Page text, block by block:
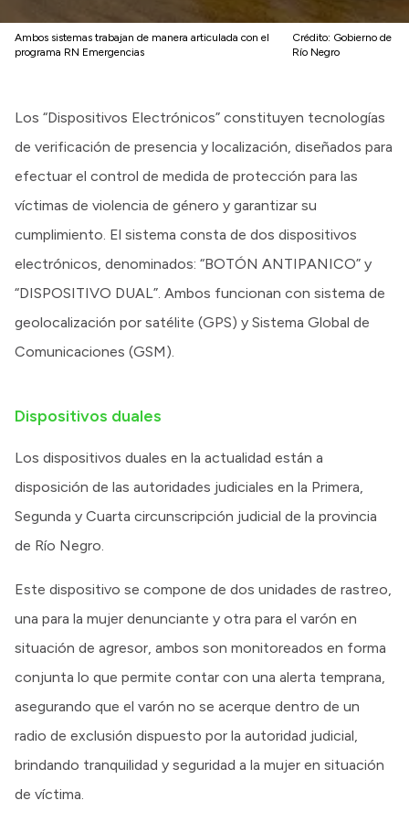
Ambos sistemas trabajan de manera articulada con el
programa RN Emergencias
Crédito: Gobierno de
Río Negro
Los “Dispositivos Electrónicos” constituyen tecnologías
de verificación de presencia y localización, diseñados para
efectuar el control de medida de protección para las
víctimas de violencia de género y garantizar su
cumplimiento. El sistema consta de dos dispositivos
electrónicos, denominados: “BOTÓN ANTIPANICO” y
“DISPOSITIVO DUAL”. Ambos funcionan con sistema de
geolocalización por satélite (GPS) y Sistema Global de
Comunicaciones (GSM).
Dispositivos duales
Los dispositivos duales en la actualidad están a
disposición de las autoridades judiciales en la Primera,
Segunda y Cuarta circunscripción judicial de la provincia
de Río Negro.
Este dispositivo se compone de dos unidades de rastreo,
una para la mujer denunciante y otra para el varón en
situación de agresor, ambos son monitoreados en forma
conjunta lo que permite contar con una alerta temprana,
asegurando que el varón no se acerque dentro de un
radio de exclusión dispuesto por la autoridad judicial,
brindando tranquilidad y seguridad a la mujer en situación
de víctima.